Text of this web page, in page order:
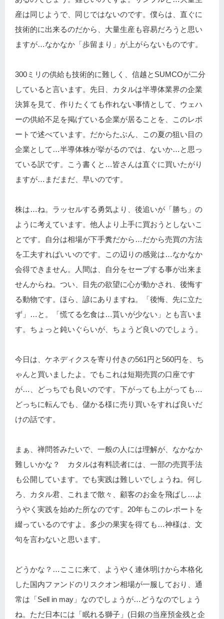
産は同じようで、同じではないのです。僕らは、直ぐに
技術的に出来るのだから、大量生産も容易だろうと思い
ますが…なかなか「歩留まり」が上がらないものです。
300ミリの供給も技術的に難しく、信越とSUMCOが二分
していると言います。先日、カタルは半導体業界の企業
決算を見て、作りたくても作れない事情として、ウェハ
ーの供給不足を掲げている企業が居ることを、このレポ
ートで述べています。だからたぶん、この夏の狙い目の
企業として…半導体株が挙がるのでは、ないか…と思っ
ている訳です。こう書くと…皆さんは直ぐに買いたがり
ますが…まだまだ、早いのです。
株は…ね。ラッセルする勇気より、後追いが「勝ち」の
ように考えています。他人より上手に買おうとしないこ
とです。自分は相場が下手糞だから…だから売買の方法
を工夫すればいいのです。この辺りの感覚は…なかなか
会得できません。人間は、自分をセーブする事が出来ま
せんからね。つい、目先の欲望に心が動かされ、後悔す
る動物です。ほら、諺にありますね。「後悔、先に立た
ず」…と。「慌てる乞食は…貰いが少ない」とも言いま
す。ちょっと鈍いぐらいが、ちょうど良いのでしょう。
今日は、ケネディクスを寄り付きの561円と560円を、ち
ゃんと買いましたよ。でもこれは短期売買の口座です
が…、どっちでも良いのです。下がっても上がっても…
どっちに転んでも、儲かる様に売り買いをすれば良いだ
けの話です。
まぁ、禅問答みたいで、一般の人には理解が、なかなか
難しいかな？ カタルは有料読者には、一部の売買手法
も公開しています。でも実践は難しいでしょうね。何し
ろ、カタル君、これまで散々、顧客のお金を飛ばし…よ
うやく実践を始めた所なのです。20年もこのレポートを
綴っているのですよ。多少の果実を得ても…神様は、文
句を言わないと思います。
どうかな？…ここに来て、ようやく連休明けから本格化
した国内ファンドのリスクオン相場が一服しており、通
常は「Sell in may」なのでしょうが…どうなのでしょう
ね。ただ日本には「眠れる獅子」(日銀の当座預金残と企